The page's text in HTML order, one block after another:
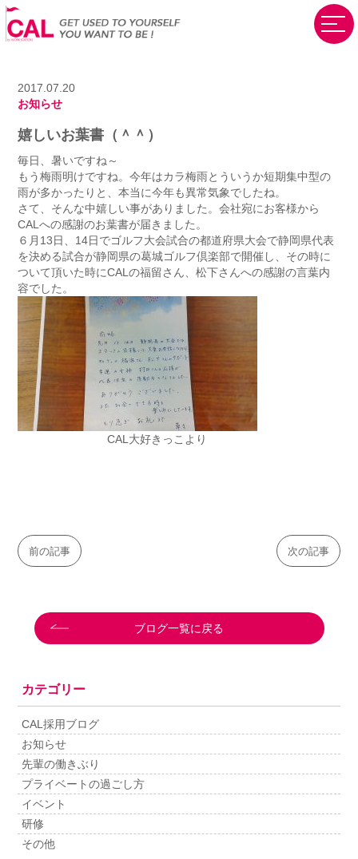
2017.07.20
お知らせ
嬉しいお葉書（＾＾）
毎日、暑いですね～
もう梅雨明けですね。今年はカラ梅雨とういうか短期集中型の
雨が多かったりと、本当に今年も異常気象でしたね。
さて、そんな中嬉しい事がありました。会社宛にお客様から
CALへの感謝のお葉書が届きました。
６月13日、14日でゴルフ大会試合の都道府県大会で静岡県代表
を決める試合が静岡県の葛城ゴルフ倶楽部で開催し、その時に
ついて頂いた時にCALの福留さん、松下さんへの感謝の言葉内
容でした。
CAL大好きっこより
前の記事 次の記事
ブログ一覧に戻る
カテゴリー
CAL採用ブログ
お知らせ
先輩の働きぶり
プライベートの過ごし方
イベント
研修
その他